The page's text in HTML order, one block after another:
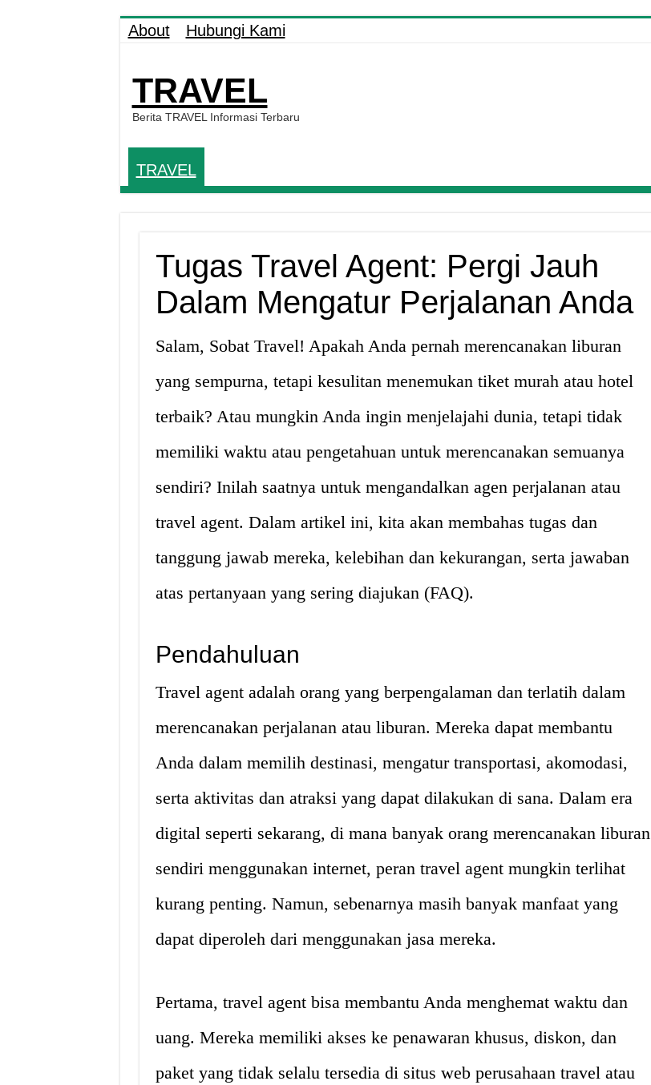
About Hubungi Kami
TRAVEL
Berita TRAVEL Informasi Terbaru
TRAVEL
Tugas Travel Agent: Pergi Jauh
Dalam Mengatur Perjalanan Anda
Salam, Sobat Travel! Apakah Anda pernah merencanakan liburan
yang sempurna, tetapi kesulitan menemukan tiket murah atau hotel
terbaik? Atau mungkin Anda ingin menjelajahi dunia, tetapi tidak
memiliki waktu atau pengetahuan untuk merencanakan semuanya
sendiri? Inilah saatnya untuk mengandalkan agen perjalanan atau
travel agent. Dalam artikel ini, kita akan membahas tugas dan
tanggung jawab mereka, kelebihan dan kekurangan, serta jawaban
atas pertanyaan yang sering diajukan (FAQ).
Pendahuluan
Travel agent adalah orang yang berpengalaman dan terlatih dalam
merencanakan perjalanan atau liburan. Mereka dapat membantu
Anda dalam memilih destinasi, mengatur transportasi, akomodasi,
serta aktivitas dan atraksi yang dapat dilakukan di sana. Dalam era
digital seperti sekarang, di mana banyak orang merencanakan liburan
sendiri menggunakan internet, peran travel agent mungkin terlihat
kurang penting. Namun, sebenarnya masih banyak manfaat yang
dapat diperoleh dari menggunakan jasa mereka.
Pertama, travel agent bisa membantu Anda menghemat waktu dan
uang. Mereka memiliki akses ke penawaran khusus, diskon, dan
paket yang tidak selalu tersedia di situs web perusahaan travel atau